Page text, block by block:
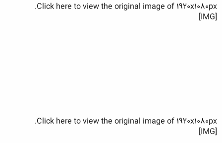
Click here to view the original image of 1920x1080px.
[IMG]
Click here to view the original image of 1920x1080px.
[IMG]